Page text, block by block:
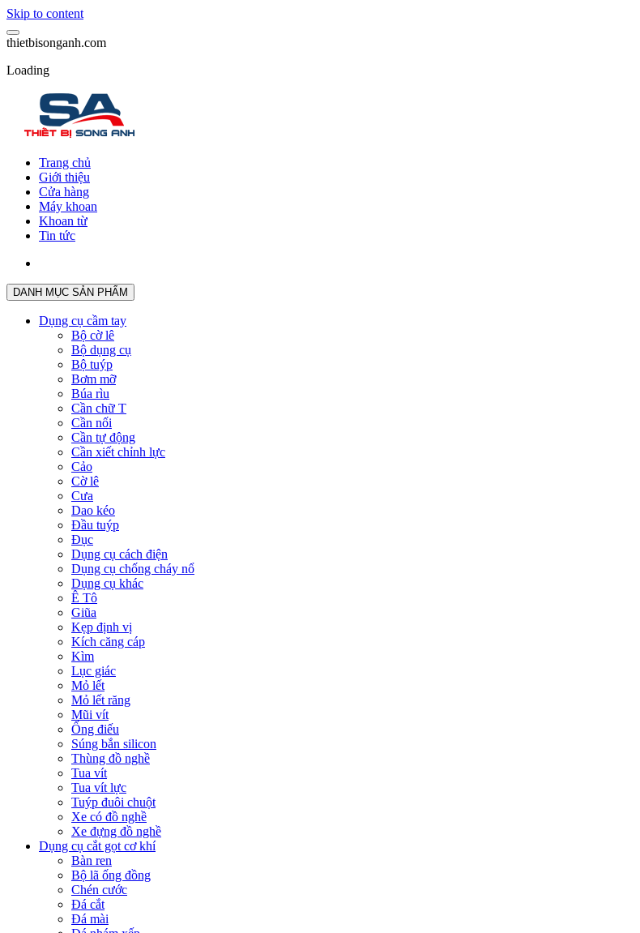
Skip to content
thietbisonganh.com
Loading
Trang chủ
Giới thiệu
Cửa hàng
Máy khoan
Khoan từ
Tin tức
DANH MỤC SẢN PHẨM
Dụng cụ cầm tay
Bộ cờ lê
Bộ dụng cụ
Bộ tuýp
Bơm mỡ
Búa rìu
Cần chữ T
Cần nối
Cần tự động
Cần xiết chỉnh lực
Cảo
Cờ lê
Cưa
Dao kéo
Đầu tuýp
Đục
Dụng cụ cách điện
Dụng cụ chống cháy nổ
Dụng cụ khác
Ê Tô
Giũa
Kẹp định vị
Kích căng cáp
Kìm
Lục giác
Mỏ lết
Mỏ lết răng
Mũi vít
Ống điếu
Súng bắn silicon
Thùng đồ nghề
Tua vít
Tua vít lực
Tuýp đuôi chuột
Xe có đồ nghề
Xe đựng đồ nghề
Dụng cụ cắt gọt cơ khí
Bàn ren
Bộ lã ống đồng
Chén cước
Đá cắt
Đá mài